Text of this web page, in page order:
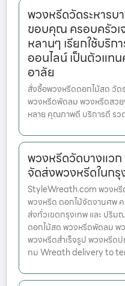
พวงหรีดวัดระหารบ
ขอบคุณ ครอบครัวเ
หลานๆ เรียกใช้บริ
ออนไลน์ เป็นตัวแท
อาลัย
สั่งซื้อพวงหรีดดอกไม้สด วัด
พวงหรีดพัดลม พวงหรีดสวย
หลาย คุณภาพดี บริการดี รว
พวงหรีดวัดบางแว
จัดส่งพวงหรีดในก
StyleWreath.com พวงหรี
พวงหรีด ดอกไม้จัดงานศพ
ส่งทั่วเขตกรุงเทพ และ ปริ
ดอกไม้สด พวงหรีดพัดลม พ
พวงหรีดสำเร็จรูป พวงหรี
ทม Wreath delivery to